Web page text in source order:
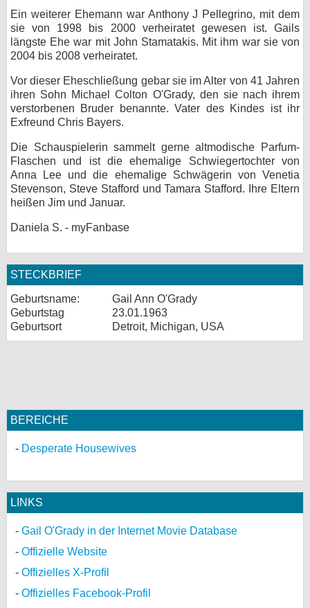
Ein weiterer Ehemann war Anthony J Pellegrino, mit dem
sie von 1998 bis 2000 verheiratet gewesen ist. Gails
längste Ehe war mit John Stamatakis. Mit ihm war sie von
2004 bis 2008 verheiratet.
Vor dieser Eheschließung gebar sie im Alter von 41 Jahren
ihren Sohn Michael Colton O'Grady, den sie nach ihrem
verstorbenen Bruder benannte. Vater des Kindes ist ihr
Exfreund Chris Bayers.
Die Schauspielerin sammelt gerne altmodische Parfum-
Flaschen und ist die ehemalige Schwiegertochter von
Anna Lee und die ehemalige Schwägerin von Venetia
Stevenson, Steve Stafford und Tamara Stafford. Ihre Eltern
heißen Jim und Januar.
Daniela S. - myFanbase
STECKBRIEF
Geburtsname:
Gail Ann O'Grady
Geburtstag
23.01.1963
Geburtsort
Detroit, Michigan, USA
BEREICHE
Desperate Housewives
LINKS
Gail O'Grady in der Internet Movie Database
Offizielle Website
Offizielles X-Profil
Offizielles Facebook-Profil